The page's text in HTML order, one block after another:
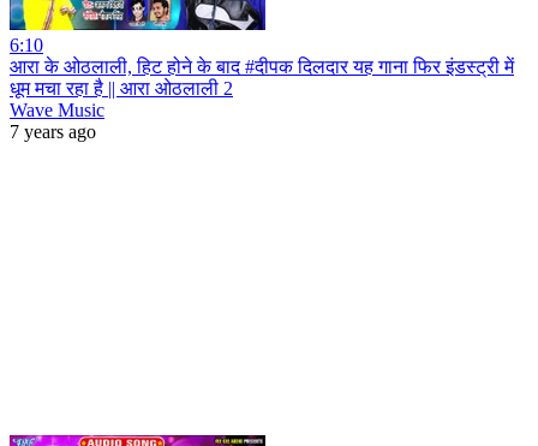
6:10
आरा के ओठलाली, हिट होने के बाद #दीपक दिलदार यह गाना फिर इंडस्ट्री में
धूम मचा रहा है || आरा ओठलाली 2
Wave Music
7 years ago